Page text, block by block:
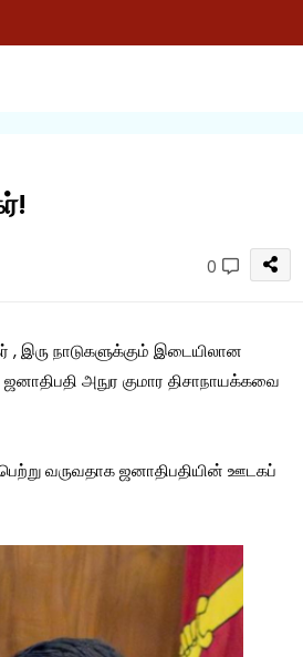
0
இரு நாடுகளுக்கும் இடையிலான
அநுர குமார திசாநாயக்கவை
வருவதாக ஜனாதிபதியின் ஊடகப்